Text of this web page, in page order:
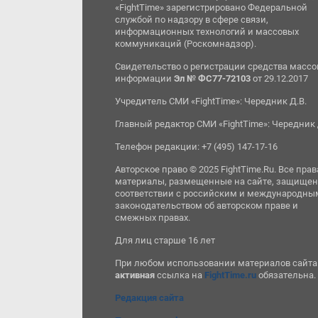
«FightTime» зарегистрировано Федеральной
службой по надзору в сфере связи,
информационных технологий и массовых
коммуникаций (Роскомнадзор).
Свидетельство о регистрации средства
информацииЭл № ФС77-72103 от 29.12.2017
Учредитель СМИ «FightTime»: Чередник Д.В.
Главный редактор СМИ «FightTime»: Чередник
Телефон редакции: +7 (495) 147-17-16
Авторское право © 2025 FightTime.Ru. Все
материалы, размещенные на сайте,
соответствии с российским и
законодательством об авторском праве и
смежных правах.
Для лиц старше 16 лет
При любом использовании материалов сайта
активная ссылка на FightTime.ru обязательна.
Редакция сайта